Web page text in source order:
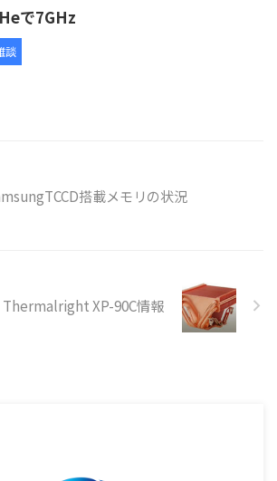
で7GHz
談
搭載メモリの状況
Thermalright XP-90C情報